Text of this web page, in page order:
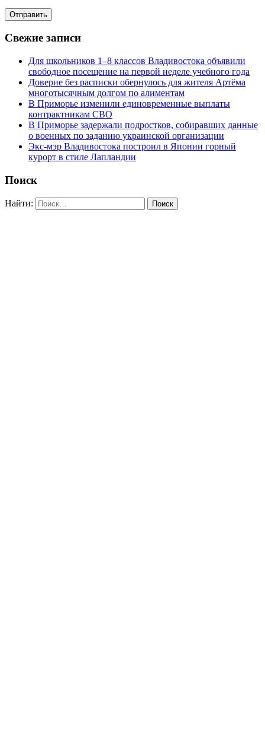
Свежие записи
Для школьников 1–8 классов Владивостока объявили
свободное посещение на первой неделе учебного года
Доверие без расписки обернулось для жителя Артёма
многотысячным долгом по алиментам
В Приморье изменили единовременные выплаты
контрактникам СВО
В Приморье задержали подростков, собиравших данные
о военных по заданию украинской организации
Экс-мэр Владивостока построил в Японии горный
курорт в стиле Лапландии
Поиск
Найти: